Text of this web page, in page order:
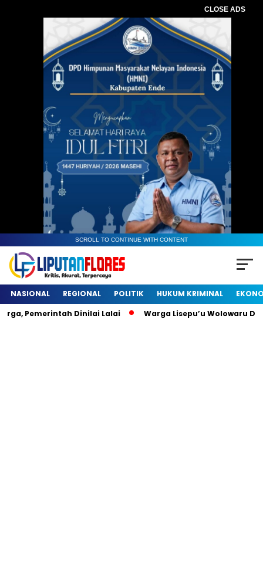
CLOSE ADS
SCROLL TO CONTINUE WITH CONTENT
NASIONAL REGIONAL POLITIK HUKUM KRIMINAL
Pemerintah Dinilai Lalai
Warga Lisepu’u Wolowaru